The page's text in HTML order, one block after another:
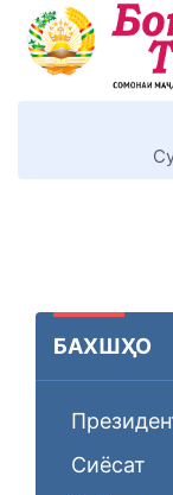
БАХШҲО
Сиёсат